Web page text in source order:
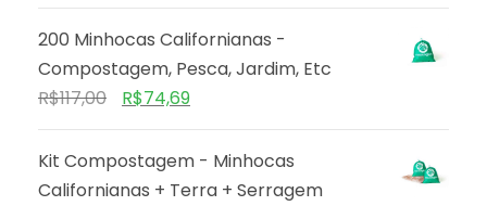
200 Minhocas Californianas -
Compostagem, Pesca, Jardim, Etc
R$117,00 R$74,69
Kit Compostagem - Minhocas
Californianas + Terra + Serragem